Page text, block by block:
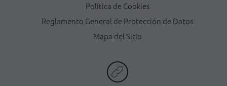
Política de Cookies
Reglamento General de Protección de Datos
Mapa del Sitio